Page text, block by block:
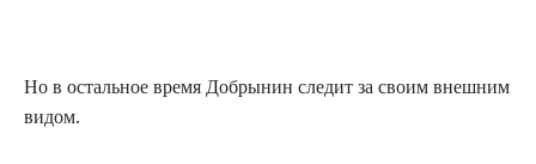
Но в остальное время Добрынин следит за своим внешним
видом.